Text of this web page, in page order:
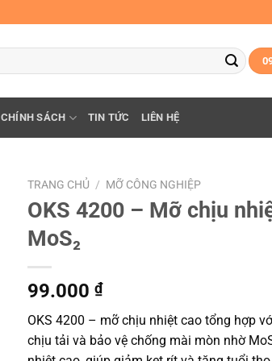
CHÍNH SÁCH TIN TỨC LIÊN HỆ
TRANG CHỦ / MỠ CÔNG NGHIỆP
OKS 4200 – Mỡ chịu
MoS₂
99.000 ₫
OKS 4200 – mỡ chịu nhiệt cao tổng hợp
chịu tải và bảo vệ chống mài mòn nhờ